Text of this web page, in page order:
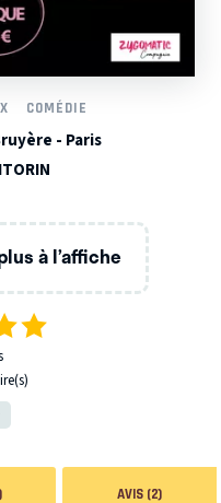
COMÉDIE
- Paris
à l’affiche
AVIS (2)